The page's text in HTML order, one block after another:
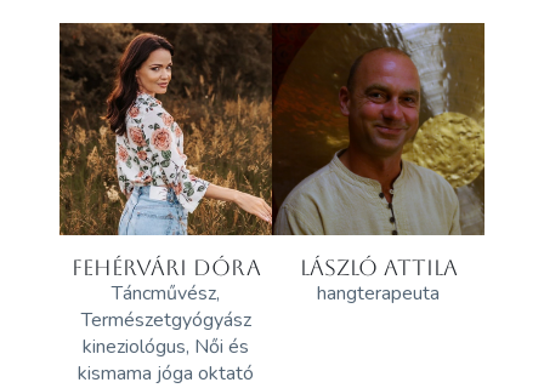
FEHÉRVÁRI DÓRA
Táncművész,
Természetgyógyász
kineziológus, Női és
kismama jóga oktató
LÁSZLÓ ATTILA
hangterapeuta